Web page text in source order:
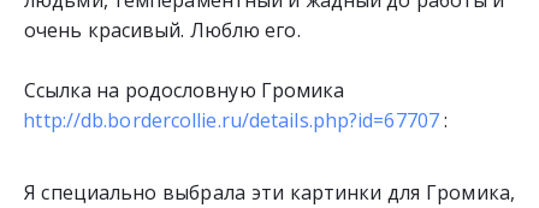
очень красивый. Люблю его.
Ссылка на родословную Громика
http://db.bordercollie.ru/details.php?id=67707 :
Я специально выбрала эти картинки для Громика,